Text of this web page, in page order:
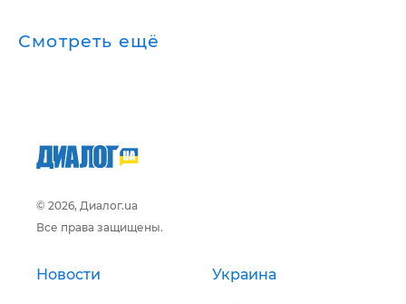
Смотреть ещё
© 2026, Диалог.ua
Все права защищены.
Новости Украина